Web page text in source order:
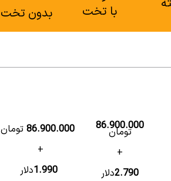
با تخت
بدون تخت
86.900.000
تومان
+
2.790دلار
86.900.000 تومان
+
دلار